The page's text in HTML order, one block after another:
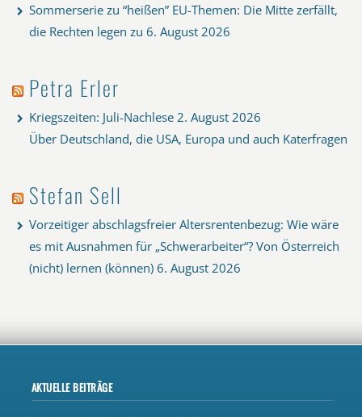
Sommerserie zu “heißen” EU-Themen: Die Mitte zerfällt,
die Rechten legen zu 6. August 2026
Petra Erler
Kriegszeiten: Juli-Nachlese 2. August 2026
Über Deutschland, die USA, Europa und auch Katerfragen
Stefan Sell
Vorzeitiger abschlagsfreier Altersrentenbezug: Wie wäre
es mit Ausnahmen für „Schwerarbeiter“? Von Österreich
(nicht) lernen (können) 6. August 2026
AKTUELLE BEITRÄGE